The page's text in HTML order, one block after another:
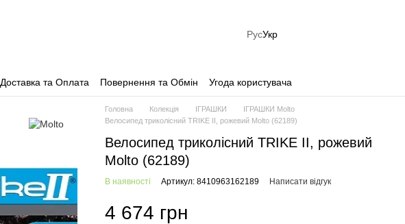
РусУкр
Доставка та Оплата Повернення та Обмін Угода користувача
Головна Колекція ІГРАШКИ
ІГРАШКИ Molto
Велосипед триколісний TRIKE II, рожевий Molto (62189)
Велосипед триколісний TRIKE II, рожевий
Molto (62189)
В наявності Артикул: 8410963162189 Написати відгук
4 674 грн